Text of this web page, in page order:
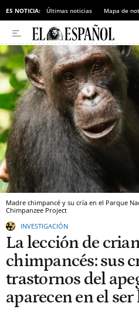
ES NOTICIA: Últimas noticias Mapa de
Madre chimpancé y su cría en el Parque
Chimpanzee Project
INVESTIGACIÓN
La lección de
chimpancés: sus
trastornos del
aparecen en el